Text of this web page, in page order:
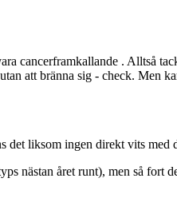
cancerframkallande . Alltså
att bränna sig - check. Men
det liksom ingen direkt vits
nästan året runt), men så fort